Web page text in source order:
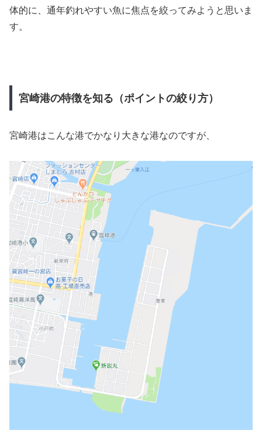
体的に、通年釣れやすい魚に焦点を絞ってみようと思いま
す。
宮崎港の特徴を知る（ポイントの絞り方）
宮崎港はこんな港でかなり大きな港なのですが、